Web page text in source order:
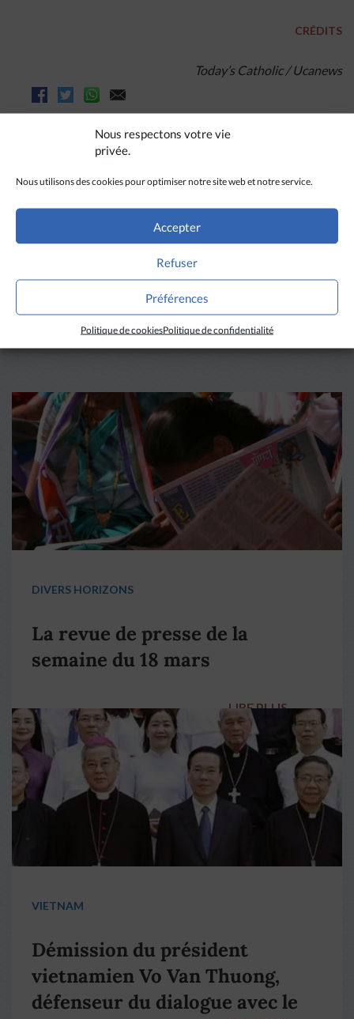
Nous respectons votre vie
privée.
Nous utilisons des cookies pour optimiser notre site web et notre service.
Accepter
Refuser
Préférences
Politique de cookiesPolitique de confidentialité
CRÉDITS
Today’s Catholic / Ucanews
A LIRE AUSSI
DIVERS HORIZONS
La revue de presse de la
semaine du 18 mars
LIRE PLUS →
VIETNAM
Démission du président
vietnamien Vo Van Thuong,
défenseur du dialogue avec le